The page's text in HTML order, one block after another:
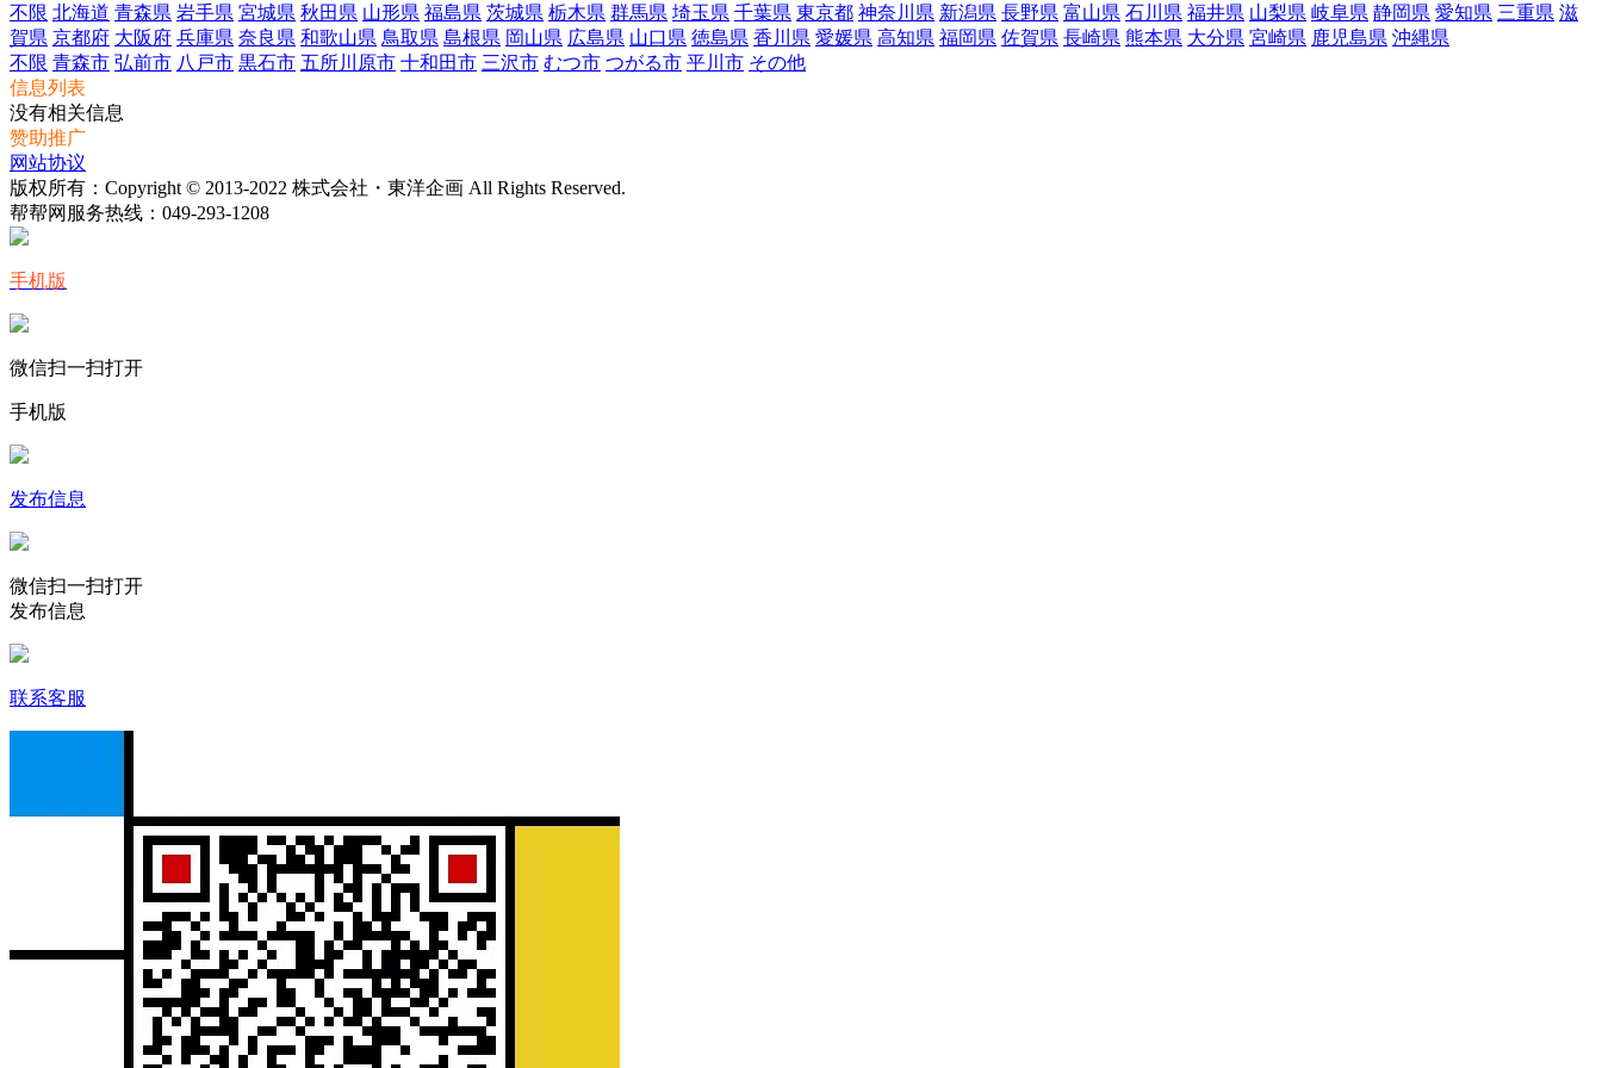
不限 北海道 青森県 岩手県 宮城県 秋田県 山形県 福島県 茨城県 栃木県 群馬県 埼玉県 千葉県 東京都 神奈川県 新潟県 長野県 富山県 石川県 福井県 山梨県 岐阜県 静岡県 愛知県 三重県 滋
賀県 京都府 大阪府 兵庫県 奈良県 和歌山県 鳥取県 島根県 岡山県 広島県 山口県 徳島県 香川県 愛媛県 高知県 福岡県 佐賀県 長崎県 熊本県 大分県 宮崎県 鹿児島県 沖縄県
不限 青森市 弘前市 八戸市 黒石市 五所川原市 十和田市 三沢市 むつ市 つがる市 平川市 その他
信息列表
没有相关信息
赞助推广
网站协议
版权所有：Copyright © 2013-2022 株式会社・東洋企画 All Rights Reserved.
帮帮网服务热线： 049-293-1208
手机版
微信扫一扫打开
手机版
发布信息
微信扫一扫打开
发布信息
联系客服